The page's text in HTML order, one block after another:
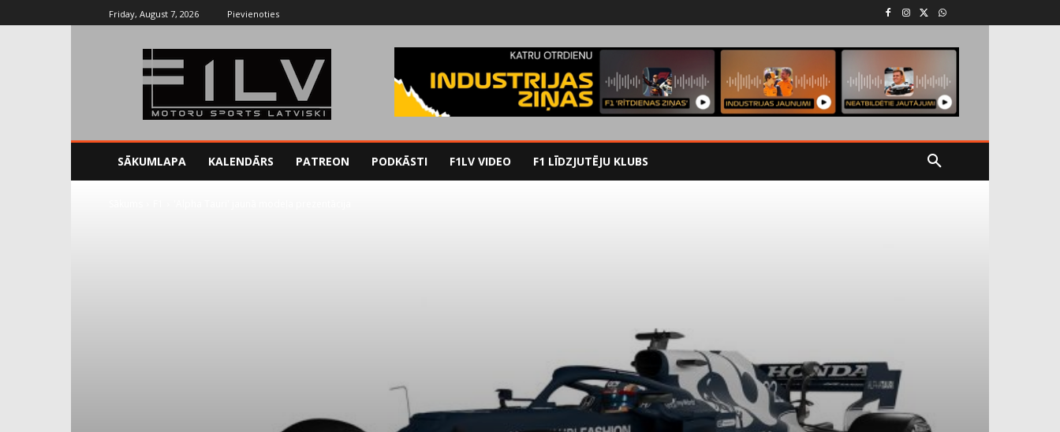
Friday, August 7, 2026 Pievienoties
SĀKUMLAPA KALENDĀRS PATREON PODKĀSTI F1LV VIDEO F1 LĪDZJUTĒJU KLUBS